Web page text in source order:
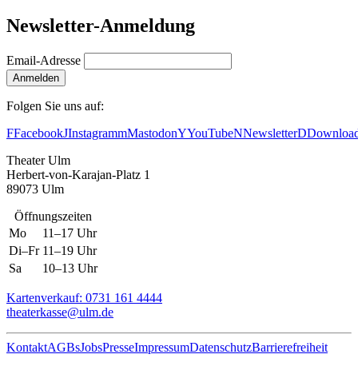
Newsletter-Anmeldung
Email-Adresse
Anmelden
Folgen Sie uns auf:
FFacebookJInstagrammMastodonYYouTubeNNewsletterD
Theater Ulm
Herbert-von-Karajan-Platz 1
89073 Ulm
Öffnungszeiten
Mo
11–17 Uhr
Di–Fr 11–19 Uhr
Sa
10–13 Uhr
Kartenverkauf: 0731 161 4444
theaterkasse@ulm.de
KontaktAGBsJobsPresseImpressumDatenschutzBarrierefreiheit